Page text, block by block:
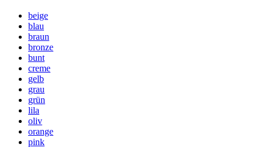
beige
blau
braun
bronze
bunt
creme
gelb
grau
grün
lila
oliv
orange
pink